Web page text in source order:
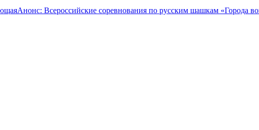
Анонс: Всероссийские соревнования по русским шашкам «Города